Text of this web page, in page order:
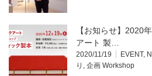
【お知らせ】2020
アート 製…
2020/11/19 EVENT,
り , 企画 Workshop